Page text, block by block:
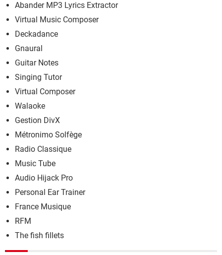
Abander MP3 Lyrics Extractor
Virtual Music Composer
Deckadance
Gnaural
Guitar Notes
Singing Tutor
Virtual Composer
Walaoke
Gestion DivX
Métronimo Solfège
Radio Classique
Music Tube
Audio Hijack Pro
Personal Ear Trainer
France Musique
RFM
The fish fillets